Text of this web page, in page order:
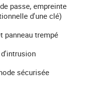
passe, empreinte
d'une clé)
panneau trempé
sécurisée